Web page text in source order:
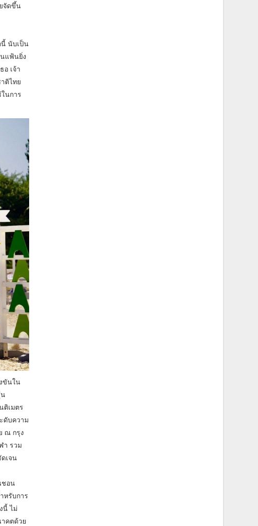
จัดขึ้น
นี้ นับเป็น
แฟ้นยิ่ง
อ เจ้า
ติไทย
นการ
ขันใน
ติเมตร
ดับความ
ณ กรุง
า รวม
เจน
ชอน
หรับการ
นี้ ไม่
คตด้วย